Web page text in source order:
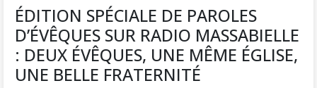
ÉDITION SPÉCIALE DE PAROLES
D’ÉVÊQUES SUR RADIO MASSABIELLE
: DEUX ÉVÊQUES, UNE MÊME ÉGLISE,
UNE BELLE FRATERNITÉ